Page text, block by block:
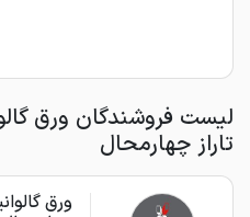
تاراز چهارمحال